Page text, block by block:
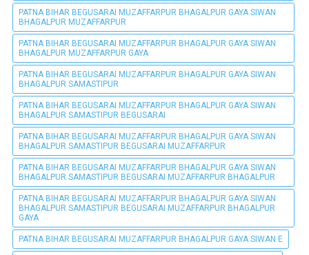
PATNA BIHAR BEGUSARAI MUZAFFARPUR BHAGALPUR GAYA SIWAN
BHAGALPUR MUZAFFARPUR
PATNA BIHAR BEGUSARAI MUZAFFARPUR BHAGALPUR GAYA SIWAN
BHAGALPUR MUZAFFARPUR GAYA
PATNA BIHAR BEGUSARAI MUZAFFARPUR BHAGALPUR GAYA SIWAN
BHAGALPUR SAMASTIPUR
PATNA BIHAR BEGUSARAI MUZAFFARPUR BHAGALPUR GAYA SIWAN
BHAGALPUR SAMASTIPUR BEGUSARAI
PATNA BIHAR BEGUSARAI MUZAFFARPUR BHAGALPUR GAYA SIWAN
BHAGALPUR SAMASTIPUR BEGUSARAI MUZAFFARPUR
PATNA BIHAR BEGUSARAI MUZAFFARPUR BHAGALPUR GAYA SIWAN
BHAGALPUR SAMASTIPUR BEGUSARAI MUZAFFARPUR BHAGALPUR
PATNA BIHAR BEGUSARAI MUZAFFARPUR BHAGALPUR GAYA SIWAN
BHAGALPUR SAMASTIPUR BEGUSARAI MUZAFFARPUR BHAGALPUR
GAYA
PATNA BIHAR BEGUSARAI MUZAFFARPUR BHAGALPUR GAYA SIWAN E